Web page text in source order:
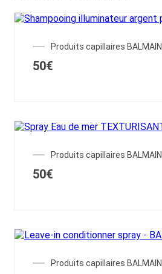
Produits capillaires BALMAIN
50€
Produits capillaires BALMAIN
50€
Produits capillaires BALMAIN